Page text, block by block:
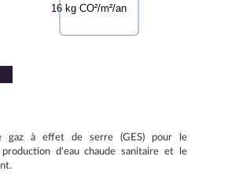
16 kg CO²/m²/an
gaz à effet de serre (GES) pour le
production d'eau chaude sanitaire et le